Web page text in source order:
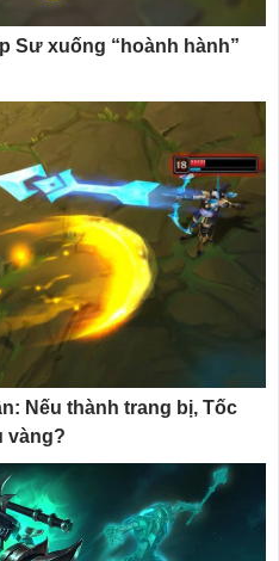
Sư xuống “hoành hành”
Nếu thành trang bị, Tốc
vàng?